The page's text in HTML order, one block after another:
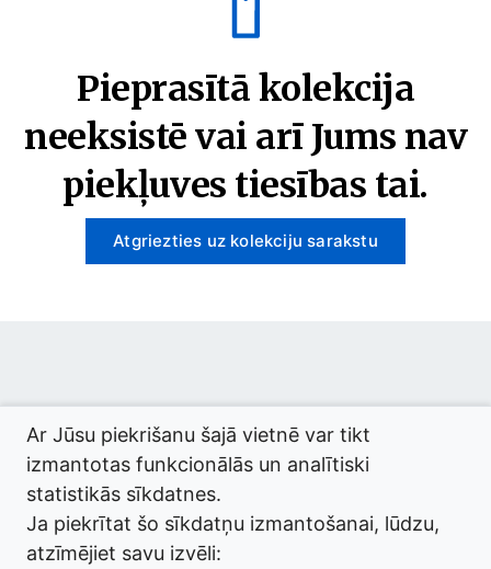
Pieprasītā kolekcija
neeksistē vai arī Jums nav
piekļuves tiesības tai.
Atgriezties uz kolekciju sarakstu
© 2026 termini.gov.lv. Izstrādātājs:Tilde.
Ar Jūsu piekrišanu šajā vietnē var tikt
izmantotas funkcionālās un analītiski
statistikās sīkdatnes.
Ja piekrītat šo sīkdatņu izmantošanai, lūdzu,
atzīmējiet savu izvēli: